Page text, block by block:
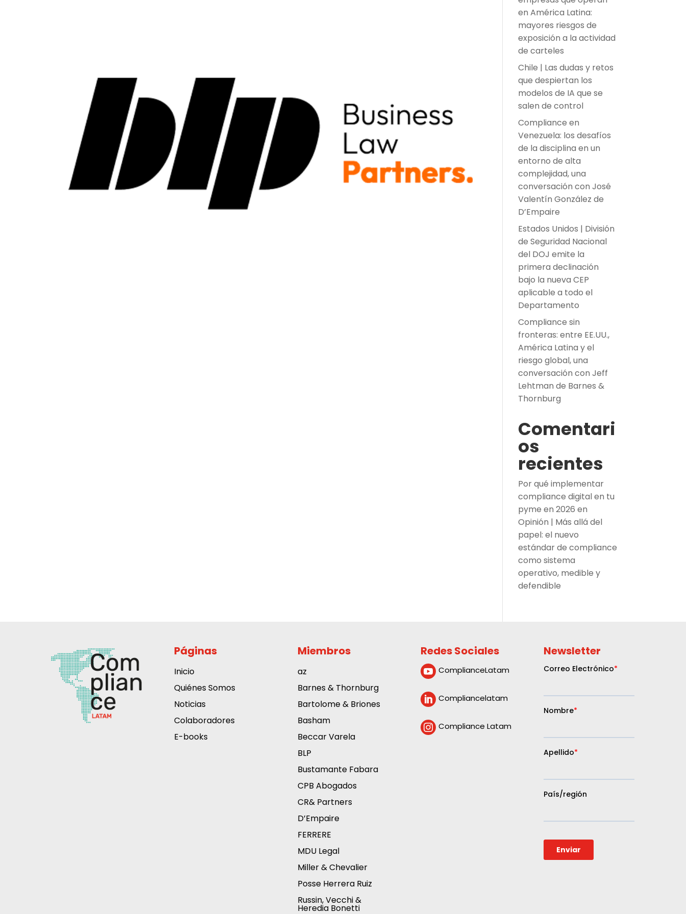
en América Latina:
mayores riesgos de
exposición a la actividad
de carteles
Chile | Las dudas y retos
que despiertan los
modelos de IA que se
salen de control
Compliance en
Venezuela: los desafíos
de la disciplina en un
entorno de alta
complejidad, una
conversación con José
Valentín González de
D’Empaire
Estados Unidos | División
de Seguridad Nacional
del DOJ emite la
primera declinación
bajo la nueva CEP
aplicable a todo el
Departamento
Compliance sin
fronteras: entre EE.UU.,
América Latina y el
riesgo global, una
conversación con Jeff
Lehtman de Barnes &
Thornburg
Comentari
os
recientes
Por qué implementar
compliance digital en tu
pyme en 2026 en
Opinión | Más allá del
papel: el nuevo
estándar de compliance
como sistema
operativo, medible y
defendible
Páginas
Inicio
Quiénes Somos
Noticias
Colaboradores
E-books
Miembros
az
Barnes & Thornburg
Bartolome & Briones
Basham
Beccar Varela
BLP
Bustamante Fabara
CPB Abogados
CR& Partners
D’Empaire
FERRERE
MDU Legal
Miller & Chevalier
Posse Herrera Ruiz
Russin, Vecchi &
Heredia Bonetti
Redes Sociales
 ComplianceLatam
 Compliancelatam
 Compliance Latam
Newsletter